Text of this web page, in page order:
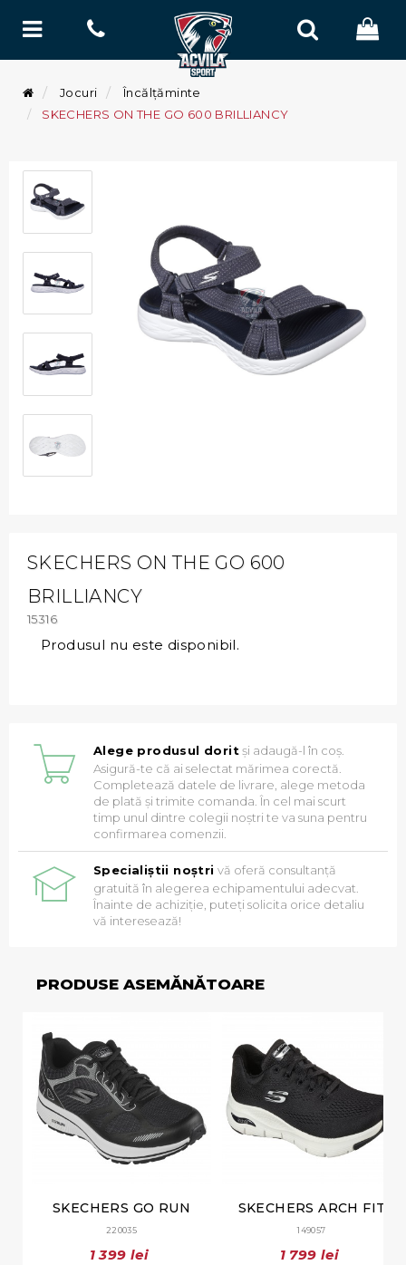
Jocuri
Încălțăminte
SKECHERS ON THE GO 600 BRILLIANCY
SKECHERS ON THE GO 600
BRILLIANCY
15316
Produsul nu este disponibil.
Alege produsul doritși adaugă-l în coș.
Asigură-te că ai selectat mărimea corectă.
Completează datele de livrare, alege metoda
de plată și trimite comanda. În cel mai scurt
timp unul dintre colegii noștri te va suna pentru
confirmarea comenzii.
Specialiștii noștri vă oferă consultanță
gratuită în alegerea echipamentului adecvat.
Înainte de achiziție, puteți solicita orice detaliu
vă interesează!
PRODUSE ASEMĂNĂTOARE
SKECHERS GO RUN
220035
1 399 lei
SKECHERS ARCH FIT
149057
1 799 lei